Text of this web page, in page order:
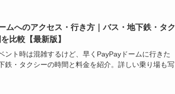
ムへのアクセス・行き方｜バス・地下鉄・タク
比較【最新版】
ント時は混雑するけど、早くPayPayドームに行きた
鉄・タクシーの時間と料金を紹介。詳しい乗り場も写